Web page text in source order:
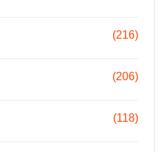
(216)
(206)
(118)